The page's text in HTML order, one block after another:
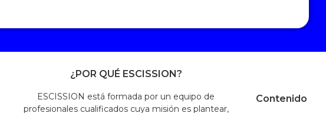
¿POR QUÉ ESCISSION?
ESCISSION está formada por un equipo de
profesionales cualificados cuya misión es plantear,
Contenido